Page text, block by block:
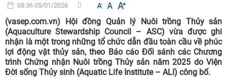
08:36 05/01/2026
(vasep.com.vn) Hội đồng Quản lý Nuôi trồng Thủy sản
(Aquaculture Stewardship Council – ASC) vừa được ghi
nhận là một trong những tổ chức dẫn đầu toàn cầu về phúc
lợi động vật thủy sản, theo Báo cáo Đối sánh các Chương
trình Chứng nhận Nuôi trồng Thủy sản năm 2025 do Viện
Đời sống Thủy sinh (Aquatic Life Institute – ALI) công bố.